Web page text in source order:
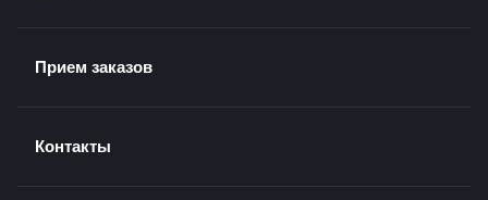
Прием заказов
Контакты